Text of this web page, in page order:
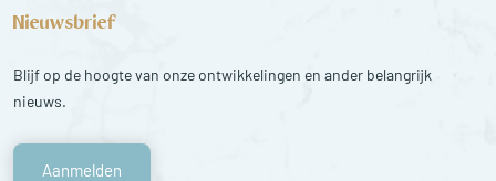
Nieuwsbrief
Blijf op de hoogte van onze ontwikkelingen en ander belangrijk
nieuws.
Aanmelden